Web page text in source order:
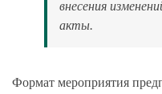
внесения
акты.
Формат мероприятия